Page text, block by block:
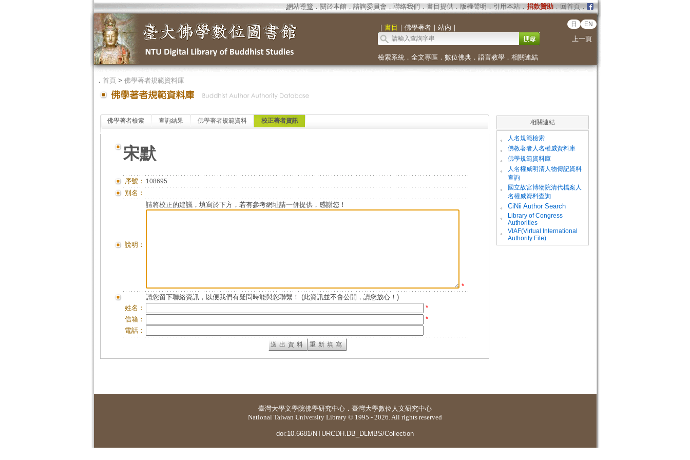
網站導覽 ． 關於本館． 諮詢委員會． 聯絡我們 ． 書目提供． 版權聲明 ． 引用本站． 捐款贊助．回首頁．
｜ 書目 ｜ 佛學著者｜ 站內 ｜ 日 EN
上一頁
檢索系統． 全文專區 ． 數位佛典． 語言教學． 相關連結
． 首頁> 佛學著者規範資料庫
佛學著者檢索 查詢結果 佛學著者規範資料 校正著者資訊
宋默
序號： 108695
別名：
說明：
請將校正的建議，填寫於下方，若有參考網址請一併提供，感謝您！
*
請您留下聯絡資訊，以便我們有疑問時能與您聯繫！ (此資訊並不會公開，請您放心！)
姓名：
*
信箱：
*
電話：
相關連結
。 人名規範檢索
。 佛教著者人名權威資料庫
。 佛學規範資料庫
。
人名權威明清人物傳記資料
查詢
。
國立故宮博物院清代檔案人
名權威資料查詢
。
CiNii Author Search
。
Library of Congress
Authorities
。
VIAF(Virtual International
Authority File)
臺灣大學文學院佛學研究中心 ． 臺灣大學數位人文研究中心
National Taiwan University Library © 1995 - 2026. All rights reserved
doi:10.6681/NTURCDH.DB_DLMBS/Collection